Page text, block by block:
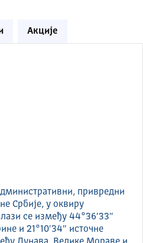
Акције
привредни
Србије, у оквиру
се између 44°36′33″
и 21°10′34″ источне